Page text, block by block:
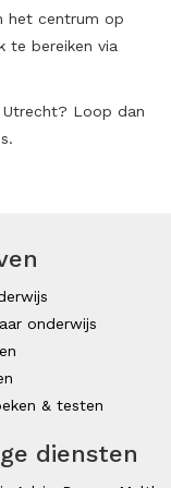
het centrum op
te bereiken via
Loop dan
onderwijs
& testen
diensten